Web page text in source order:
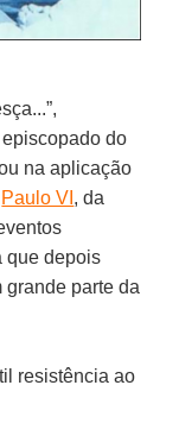
do
na aplicação
Paulo VI , da
que depois
grande parte da
resistência ao